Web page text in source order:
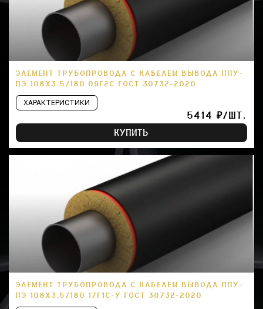
ЭЛЕМЕНТ ТРУБОПРОВОДА С КАБЕЛЕМ ВЫВОДА ППУ-
ПЭ 108Х3.5/180 09Г2С ГОСТ 30732-2020
ХАРАКТЕРИСТИКИ
5414 ₽/ШТ.
КУПИТЬ
ЭЛЕМЕНТ ТРУБОПРОВОДА С КАБЕЛЕМ ВЫВОДА ППУ-
ПЭ 108Х3.5/180 17Г1С-У ГОСТ 30732-2020